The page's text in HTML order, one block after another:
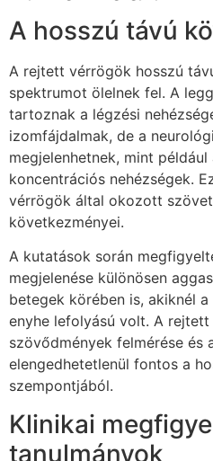
A hosszú távú
A rejtett vérrögök hosszú
spektrumot ölelnek fel. A
tartoznak a légzési
izomfájdalmak, de a
megjelenhetnek, mint
koncentrációs nehézségek.
vérrögök által okozott
következményei.
A kutatások során
megjelenése különösen
betegek körében is, akiknél
enyhe lefolyású volt. A
szövődmények felmérése és
elengedhetetlenül fontos a
szempontjából.
Klinikai
tanulmányok